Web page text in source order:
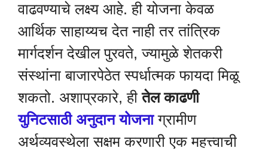
वाढवण्याचे लक्ष्य आहे. ही योजना केवळ
आर्थिक साहाय्यच देत नाही तर तांत्रिक
मार्गदर्शन देखील पुरवते, ज्यामुळे शेतकरी
संस्थांना बाजारपेठेत स्पर्धात्मक फायदा मिळू
शकतो. अशाप्रकारे, हीतेल काढणी
युनिटसाठी अनुदान योजनाग्रामीण
अर्थव्यवस्थेला सक्षम करणारी एक महत्त्वाची